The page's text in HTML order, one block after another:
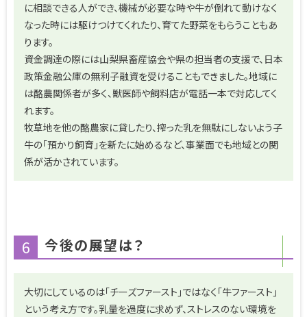
に相談できる人ができ、機械が必要な時や牛が倒れて動けなく
なった時には駆けつけてくれたり、育てた野菜をもらうこともあ
ります。
資金調達の際には山梨県畜産協会や県の担当者の支援で、日本
政策金融公庫の無利子融資を受けることもできました。地域に
は酪農関係者が多く、獣医師や飼料店が電話一本で対応してく
れます。
牧草地を他の酪農家に貸したり、搾った乳を無駄にしないよう子
牛の「預かり飼育」を新たに始めるなど、事業面でも地域との関
係が活かされています。
6 今後の展望は？
大切にしているのは「チーズファースト」ではなく「牛ファースト」
という考え方です。乳量を過度に求めず、ストレスのない環境を